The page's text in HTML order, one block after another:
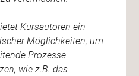
Kursautoren ein
Möglichkeiten, um
Prozesse
wie z.B. das